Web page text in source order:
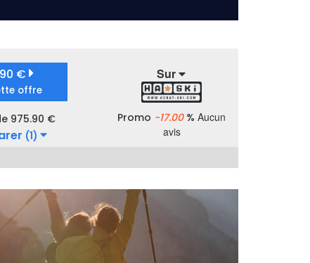
€
offre
975.90 €
(1)
Sur
Promo -17.00% Aucun
avis